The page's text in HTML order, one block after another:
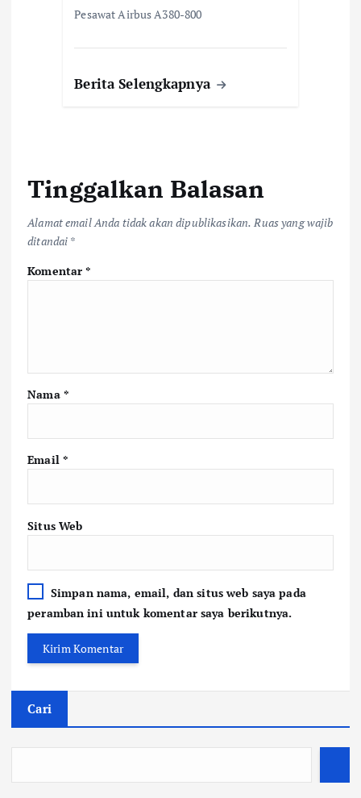
Pesawat Airbus A380-800
Berita Selengkapnya
Tinggalkan Balasan
Alamat email Anda tidak akan dipublikasikan. Ruas yang wajib
ditandai *
Komentar*
Nama *
Email *
Situs Web
Simpan nama, email, dan situs web saya pada
peramban ini untuk komentar saya berikutnya.
Cari